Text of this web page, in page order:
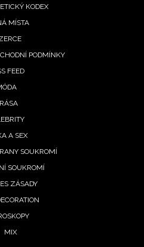
souhlasíte s
BurdaMedia Extra s.r.o.
se
Extra s.r.o. bude s
k organizaci a
novinek.
KODEX
MÍSTA
PODMÍNKY
FEED
A SEX
SOUKROMÍ
SOUKROMÍ
ZÁSADY
MIX